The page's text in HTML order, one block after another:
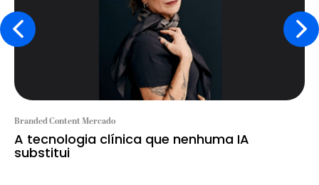
Branded Content Mercado
A tecnologia clínica que nenhuma IA
substitui